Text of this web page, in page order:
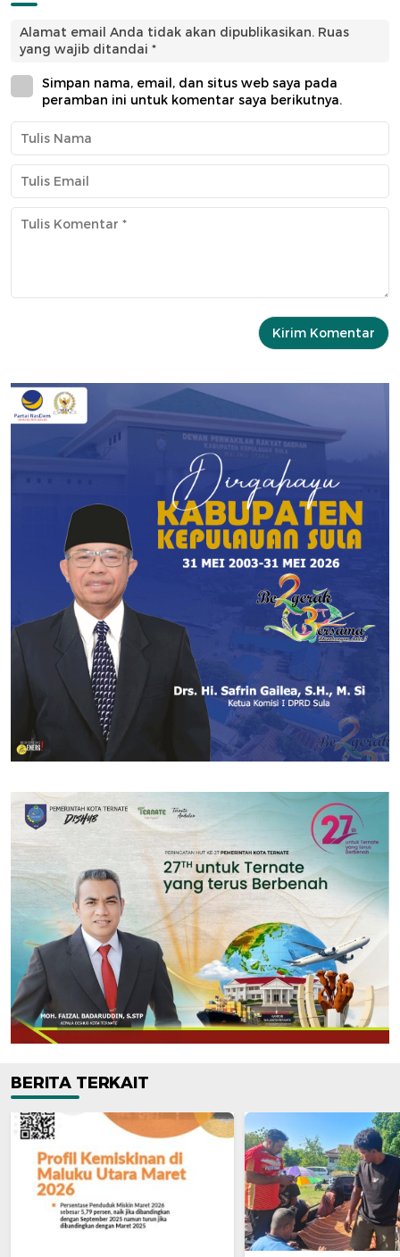
Alamat email Anda tidak akan dipublikasikan. Ruas
yang wajib ditandai *
Simpan nama, email, dan situs web saya pada
peramban ini untuk komentar saya berikutnya.
BERITA TERKAIT